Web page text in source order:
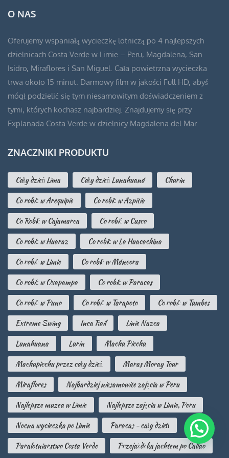
O NAS
Oferujemy wspaniałą wycieczkę lotniczą po 4 najlepszych
dzielnicach Costa Verde w Limie – Peru, Magdalena, San
Isidro, Miraflores i San Miguel. Cała powietrzna wycieczka
trwa około 15 minut. Darmowy film w jakości Full HD, abyś
mógł podzielić się tym niesamowitym doświadczeniem z
tymi, których kochasz najbardziej. Znajdujemy się przy
Explanada Costa Verde w dzielnicy Magdalena del Mar.
ZNACZNIKI PRODUKTU
Cały dzień Lima Cały dzień Lunahuaná
Churin
Co robić w Arequipie
Co robić w Azpitia
Co Robić w Cajamarca
Co robić w Cusco
Co robić w Huaraz
Co robić w La Huacachina
Co robić w Limie
Co robić w Máncora
Co robić w Oxapampa
Co robić w Paracas
Co robić w Puno
Co robić w Tarapoto
Co robić w Tumbes
Extreme Swing
Inca Rail
Linie Nazca
Lunahuana
Lurin
Machu Picchu
Machupicchu przez cały dzień
Maras Moray Tour
Miraflores
Najbardziej niesamowite zajęcia w Peru
Najlepsze muzea w Limie
Najlepsze zajęcia w Limie, Peru
Nocna wycieczka po Limie
Paracas - cały dzień
Paralotniarstwo Costa Verde
Przejażdżka jachtem po Callao